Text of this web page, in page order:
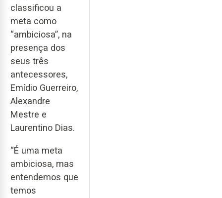
classificou a
meta como
“ambiciosa”, na
presença dos
seus três
antecessores,
Emídio Guerreiro,
Alexandre
Mestre e
Laurentino Dias.
“É uma meta
ambiciosa, mas
entendemos que
temos